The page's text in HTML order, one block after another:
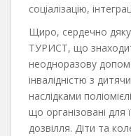
соціалізацію,
Щиро, сердечно
ТУРИСТ, що
неодноразову
інвалідністю з
наслідками
що організовані для
дозвілля. Діти та